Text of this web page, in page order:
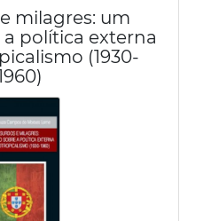
milagres: um
política externa
(1930-